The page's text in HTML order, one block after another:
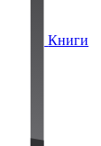
Книги